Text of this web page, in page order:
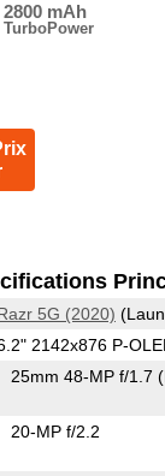
2800 mAh
TurboPower
5G (2020)
2142x876 P-
25mm 48-MP f/1.7
20-MP f/2.2